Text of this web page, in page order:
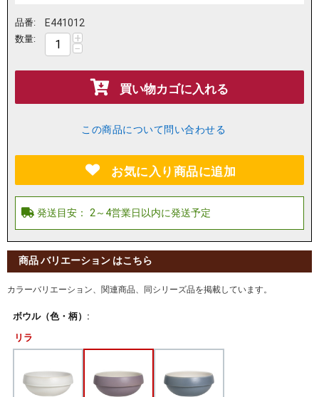
品番: E441012
数量: +
−
買い物カゴに入れる
この商品について問い合わせる
お気に入り商品に追加
商品 バリエーション はこちら
カラーバリエーション、関連商品、同シリーズ品を掲載しています。
ボウル（色・柄）:
リラ